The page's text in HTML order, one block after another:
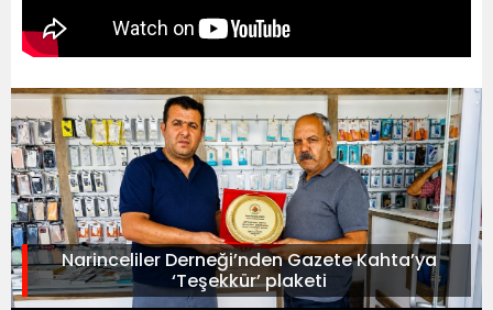
Narinceliler Derneği’nden Gazete Kahta’ya
‘Teşekkür’ plaketi